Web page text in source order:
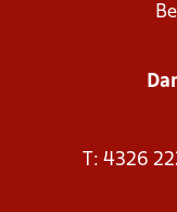
T: 4326